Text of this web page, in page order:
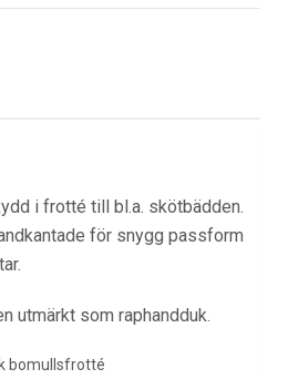
i frotté till bl.a. skötbädden.
för snygg passform
utmärkt som raphandduk.
bomullsfrotté